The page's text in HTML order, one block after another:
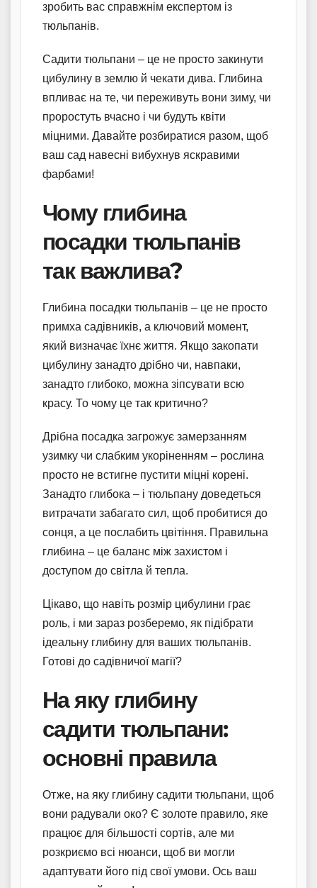
зробить вас справжнім експертом із
тюльпанів.
Садити тюльпани – це не просто закинути
цибулину в землю й чекати дива. Глибина
впливає на те, чи переживуть вони зиму, чи
проростуть вчасно і чи будуть квіти
міцними. Давайте розбиратися разом, щоб
ваш сад навесні вибухнув яскравими
фарбами!
Чому глибина
посадки тюльпанів
так важлива?
Глибина посадки тюльпанів – це не просто
примха садівників, а ключовий момент,
який визначає їхнє життя. Якщо закопати
цибулину занадто дрібно чи, навпаки,
занадто глибоко, можна зіпсувати всю
красу. То чому це так критично?
Дрібна посадка загрожує замерзанням
узимку чи слабким укоріненням – рослина
просто не встигне пустити міцні корені.
Занадто глибока – і тюльпану доведеться
витрачати забагато сил, щоб пробитися до
сонця, а це послабить цвітіння. Правильна
глибина – це баланс між захистом і
доступом до світла й тепла.
Цікаво, що навіть розмір цибулини грає
роль, і ми зараз розберемо, як підібрати
ідеальну глибину для ваших тюльпанів.
Готові до садівничої магії?
На яку глибину
садити тюльпани:
основні правила
Отже, на яку глибину садити тюльпани, щоб
вони радували око? Є золоте правило, яке
працює для більшості сортів, але ми
розкриємо всі нюанси, щоб ви могли
адаптувати його під свої умови. Ось ваш